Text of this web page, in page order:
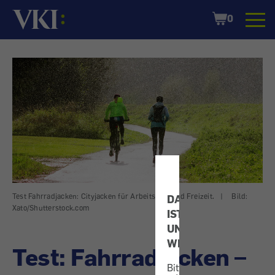
DATENSCHUTZ
IST
UNS
WICHTIG!
Bitte
Startseite
Shopping
Cart
0
Test Fahrradjacken: Cityjacken für Arbeitsweg und Freizeit. |
Bild:
Xato/Shutterstock.com
Test: Fahrradjacken –